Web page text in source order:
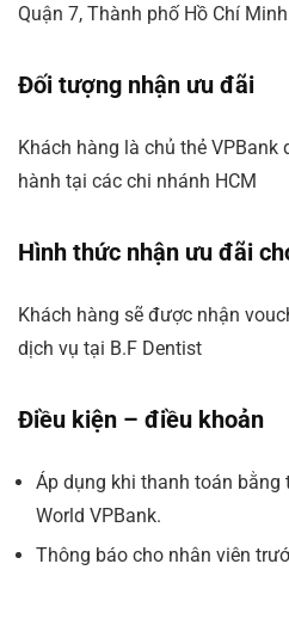
Quận 7, Thành phố Hồ Chí Minh
Đối tượng nhận ưu đãi
Khách hàng là chủ thẻ VPBank
hành tại các chi nhánh HCM
Hình thức nhận ưu đãi
Khách hàng sẽ được nhận
dịch vụ tại B.F Dentist
Điều kiện – điều khoản
Áp dụng khi thanh toán
World VPBank.
Thông báo cho nhân viên